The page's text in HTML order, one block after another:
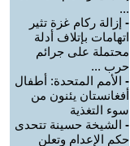
...
- إزالة ركام غزة تثير
اتهامات بإتلاف أدلة
محتملة على جرائم
حرب ...
- الأمم المتحدة: أطفال
أفغانستان يئنون من
سوء التغذية
- الشيخة حسينة تتحدى
حكم الإعدام وتعلن